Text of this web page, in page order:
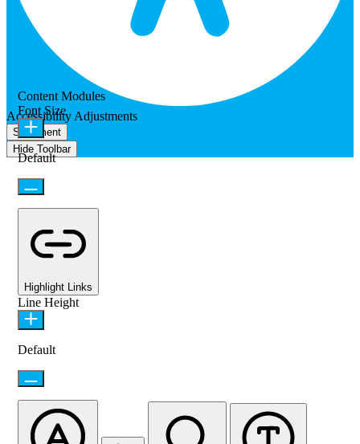
Accessibility Adjustments
Statement
Hide Toolbar
Content Modules
Font Size
Default
Highlight Links
Line Height
Default